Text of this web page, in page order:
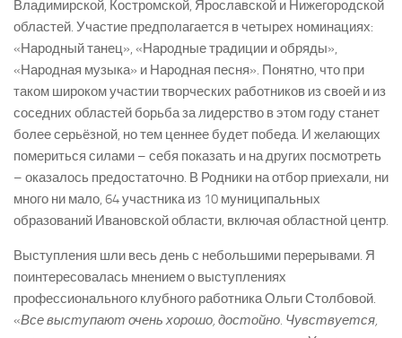
Владимирской, Костромской, Ярославской и Нижегородской
областей. Участие предполагается в четырех номинациях:
«Народный танец», «Народные традиции и обряды»,
«Народная музыка» и Народная песня». Понятно, что при
таком широком участии творческих работников из своей и из
соседних областей борьба за лидерство в этом году станет
более серьёзной, но тем ценнее будет победа. И желающих
помериться силами – себя показать и на других посмотреть
– оказалось предостаточно. В Родники на отбор приехали, ни
много ни мало, 64 участника из 10 муниципальных
образований Ивановской области, включая областной центр.
Выступления шли весь день с небольшими перерывами. Я
поинтересовалась мнением о выступлениях
профессионального клубного работника Ольги Столбовой.
«Все выступают очень хорошо, достойно. Чувствуется,